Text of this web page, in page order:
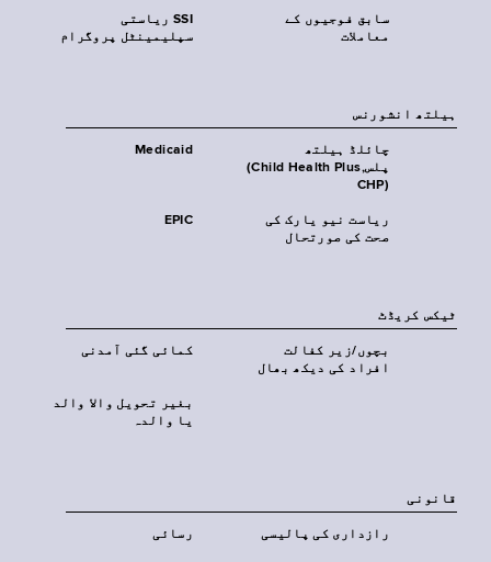
SSI ریاستی
سپلیمینٹل پروگرام
سابق فوجیوں کے
معاملات
‏ہیلتھ انشورنس
Medicaid
چائلڈ ہیلتھ
پلس‎(Child Health Plus,
CHP)‎
EPIC
ریاست نیو یارک کی
صحت کی صورتحال
ٹیکس کریڈٹ
کمائی گئی آمدنی
بچوں/زیر کفالت
افراد کی دیکھ بھال
بغیر تحویل والا والد
یا والدہ
قانونی
رسائی رازداری کی پالیسی